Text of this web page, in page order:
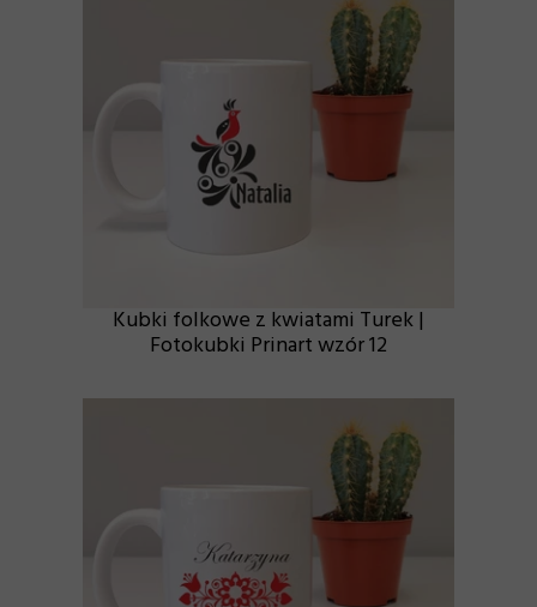
Kubki folkowe z kwiatami Turek |
Fotokubki Prinart wzór 12